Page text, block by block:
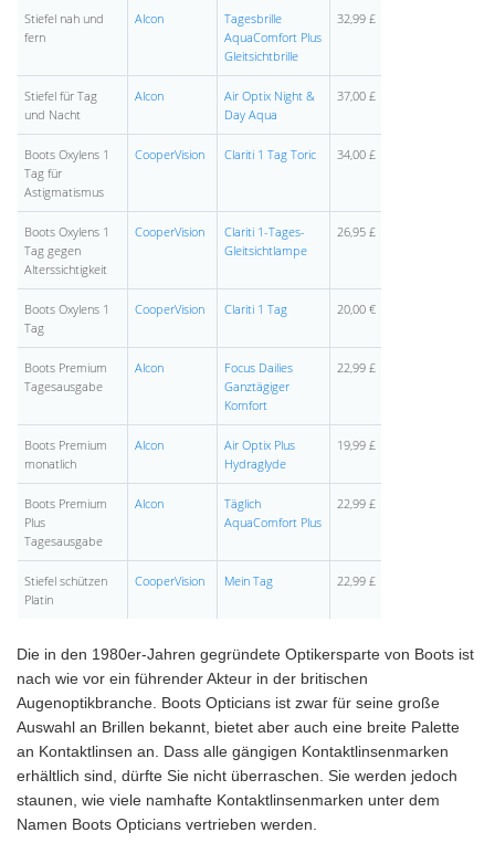
Stiefel nah und
fern
Alcon
Tagesbrille
AquaComfort Plus
Gleitsichtbrille
32,99 £
Stiefel für Tag
und Nacht
Alcon
Air Optix Night &
Day Aqua
37,00 £
Boots Oxylens 1
Tag für
Astigmatismus
CooperVision Clariti 1 Tag Toric 34,00 £
Boots Oxylens 1
Tag gegen
Alterssichtigkeit
CooperVision
Clariti 1-Tages-
Gleitsichtlampe
26,95 £
Boots Oxylens 1
Tag
CooperVision Clariti 1 Tag 20,00 €
Boots Premium
Tagesausgabe
Alcon
Focus Dailies
Ganztägiger
Komfort
22,99 £
Boots Premium
monatlich
Alcon
Air Optix Plus
Hydraglyde
19,99 £
Boots Premium
Plus
Tagesausgabe
Alcon
Täglich
AquaComfort Plus
22,99 £
Stiefel schützen
Platin
CooperVision Mein Tag 22,99 £
Die in den 1980er-Jahren gegründete Optikersparte von Boots ist
nach wie vor ein führender Akteur in der britischen
Augenoptikbranche. Boots Opticians ist zwar für seine große
Auswahl an Brillen bekannt, bietet aber auch eine breite Palette
an Kontaktlinsen an. Dass alle gängigen Kontaktlinsenmarken
erhältlich sind, dürfte Sie nicht überraschen. Sie werden jedoch
staunen, wie viele namhafte Kontaktlinsenmarken unter dem
Namen Boots Opticians vertrieben werden.